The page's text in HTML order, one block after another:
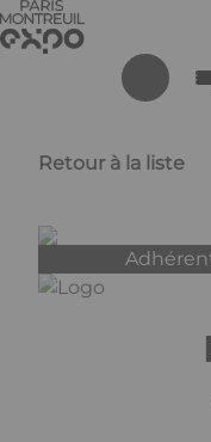
Aller au contenu
Retour à la liste
Panneau de gestion